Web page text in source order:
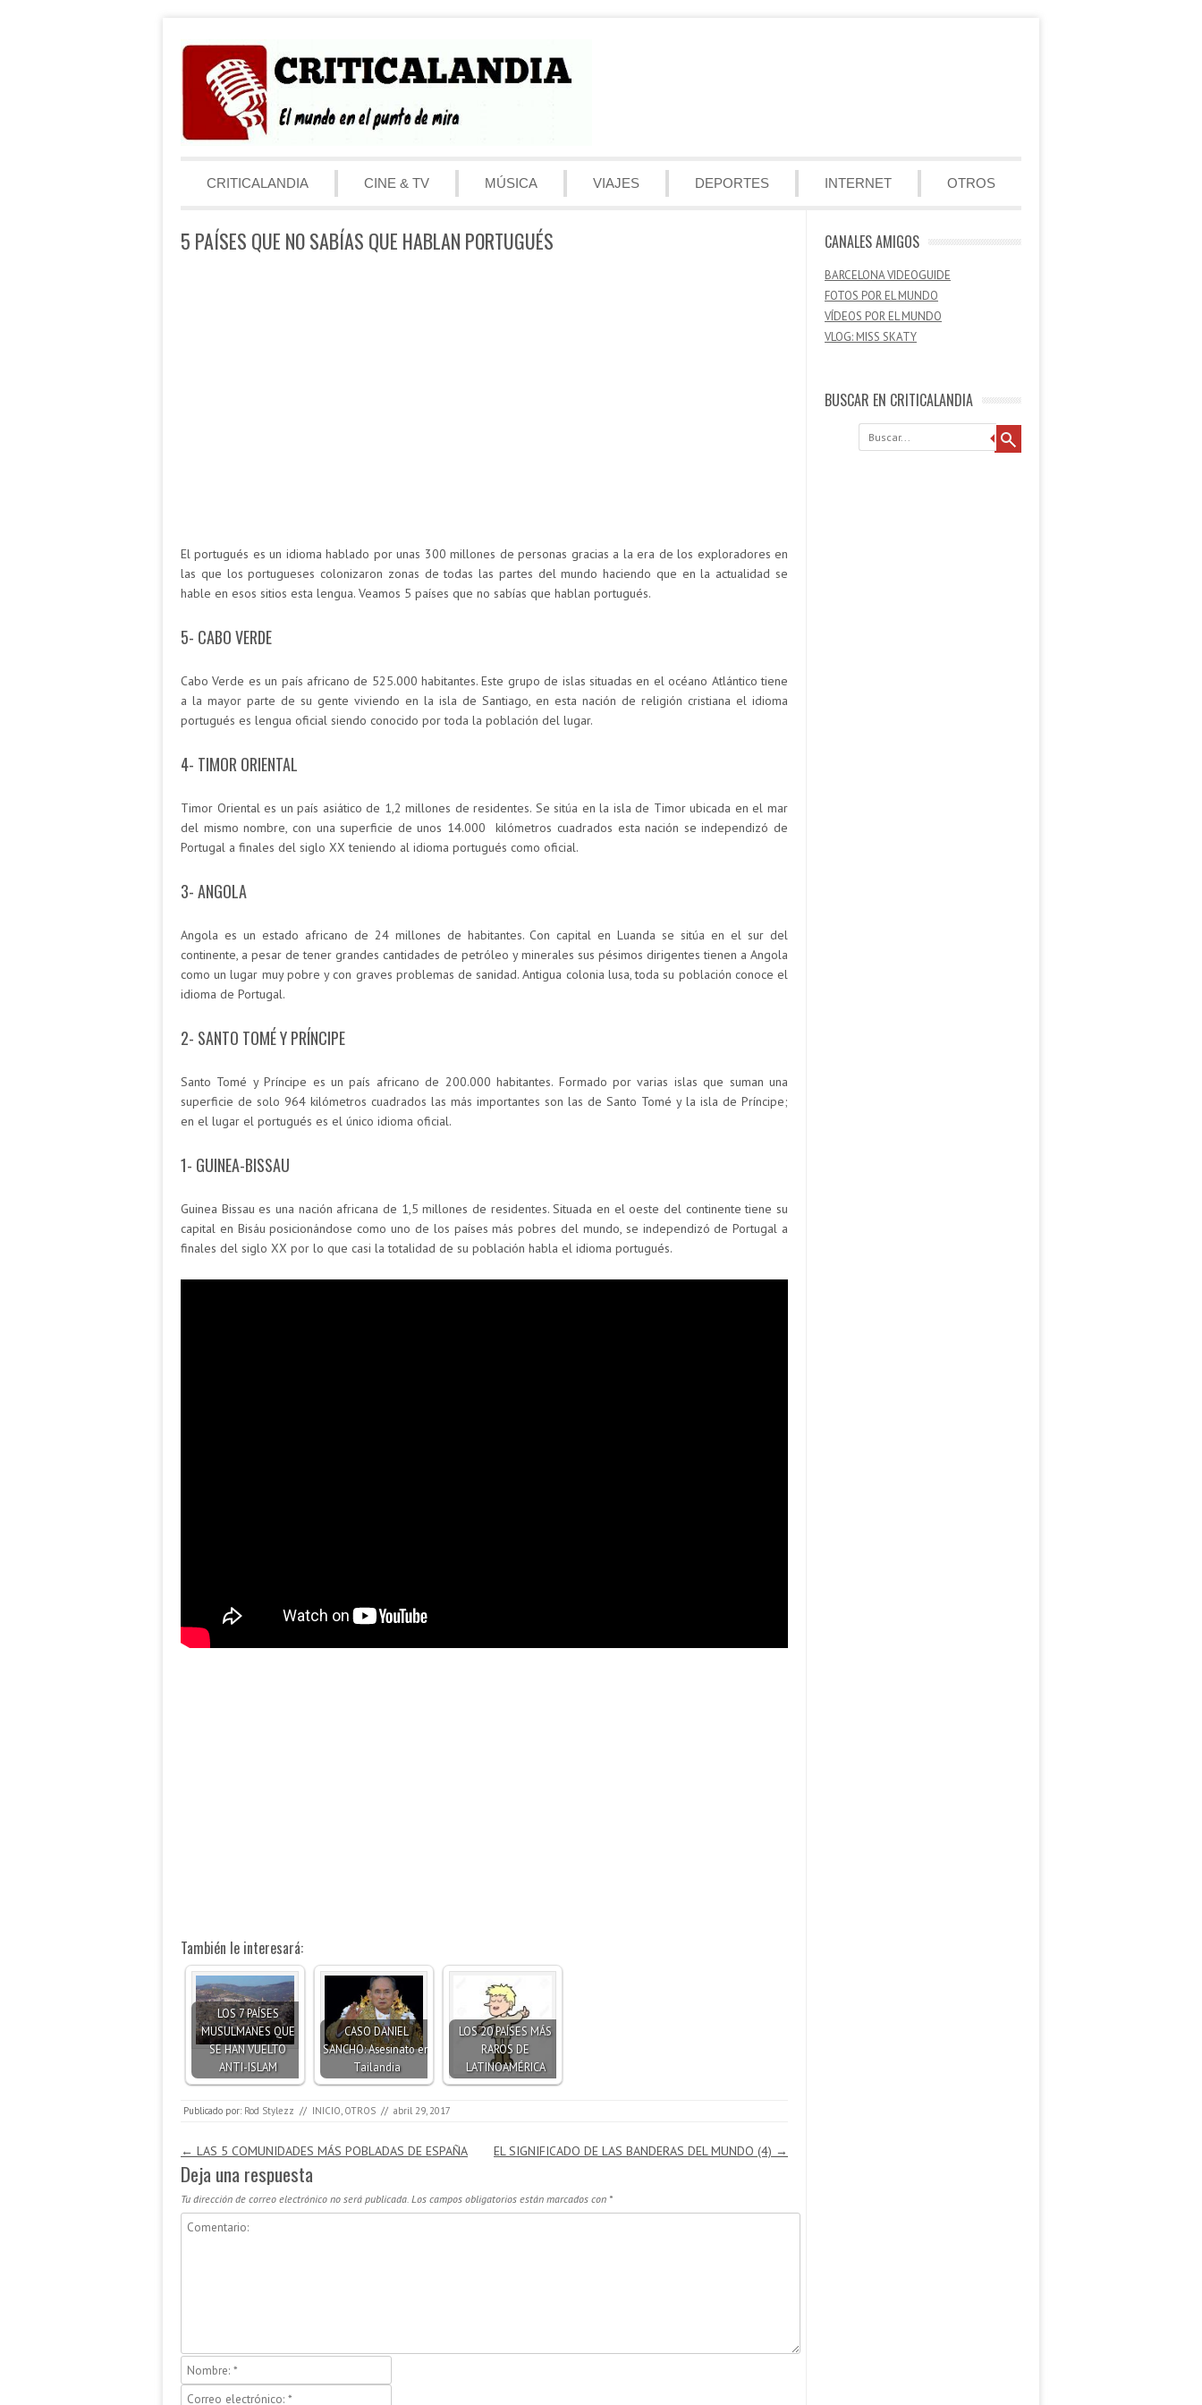
Menú
CRITICALANDIA
CINE & TV MÚSICA VIAJES DEPORTES INTERNET OTROS
5 PAÍSES QUE NO SABÍAS QUE HABLAN PORTUGUÉS
El portugués es un idioma hablado por unas 300 millones de personas gracias a la era de los exploradores en
las que los portugueses colonizaron zonas de todas las partes del mundo haciendo que en la actualidad se
hable en esos sitios esta lengua. Veamos 5 países que no sabías que hablan portugués.
5- CABO VERDE
Cabo Verde es un país africano de 525.000 habitantes. Este grupo de islas situadas en el océano Atlántico tiene
a la mayor parte de su gente viviendo en la isla de Santiago, en esta nación de religión cristiana el idioma
portugués es lengua oficial siendo conocido por toda la población del lugar.
4- TIMOR ORIENTAL
Timor Oriental es un país asiático de 1,2 millones de residentes. Se sitúa en la isla de Timor ubicada en el mar
del mismo nombre, con una superficie de unos 14.000 kilómetros cuadrados esta nación se independizó de
Portugal a finales del siglo XX teniendo al idioma portugués como oficial.
3- ANGOLA
Angola es un estado africano de 24 millones de habitantes. Con capital en Luanda se sitúa en el sur del
continente, a pesar de tener grandes cantidades de petróleo y minerales sus pésimos dirigentes tienen a Angola
como un lugar muy pobre y con graves problemas de sanidad. Antigua colonia lusa, toda su población conoce el
idioma de Portugal.
2- SANTO TOMÉ Y PRÍNCIPE
Santo Tomé y Príncipe es un país africano de 200.000 habitantes. Formado por varias islas que suman una
superficie de solo 964 kilómetros cuadrados las más importantes son las de Santo Tomé y la isla de Príncipe;
en el lugar el portugués es el único idioma oficial.
1- GUINEA-BISSAU
Guinea Bissau es una nación africana de 1,5 millones de residentes. Situada en el oeste del continente tiene su
capital en Bisáu posicionándose como uno de los países más pobres del mundo, se independizó de Portugal a
finales del siglo XX por lo que casi la totalidad de su población habla el idioma portugués.
También le interesará:
LOS 7 PAÍSES
MUSULMANES QUE
SE HAN VUELTO
ANTI-ISLAM
CASO DANIEL
SANCHO: Asesinato en
Tailandia
LOS 20 PAÍSES MÁS
RAROS DE
LATINOAMÉRICA
Publicado por: Rod Stylezz // INICIO OTROS // abril 29, 2017
Navegación de entradas
← LAS 5 COMUNIDADES MÁS POBLADAS DE ESPAÑA EL SIGNIFICADO DE LAS BANDERAS DEL MUNDO (4) →
Deja una respuesta
Tu dirección de correo electrónico no será publicada. Los campos obligatorios están marcados con *
CANALES AMIGOS
BARCELONA VIDEOGUIDE
FOTOS POR EL MUNDO
VÍDEOS POR EL MUNDO
VLOG: MISS SKATY
BUSCAR EN CRITICALANDIA
Buscar